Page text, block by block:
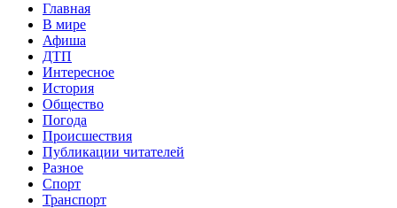
Главная
В мире
Афиша
ДТП
Интересное
История
Общество
Погода
Происшествия
Публикации читателей
Разное
Спорт
Транспорт